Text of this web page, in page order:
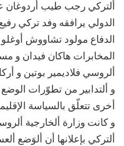
ألتركي رجب طيب أردوغان
الدولي يرافقه وفد تركي
الدفاع مولود تشاووش
المخابرات هاكان فيدان و
ألروسي فلاديمير بوتين و
و ألتدابير من تطوّرات
أخرى تتعلّق بالسياسة
و كانت وزارة ألخارجية
ألتركي بإعلانها أن